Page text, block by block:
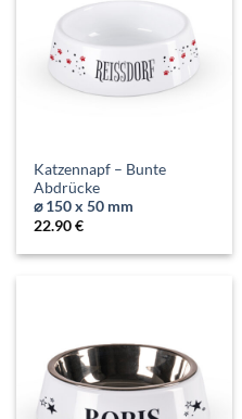
Katzennapf – Bunte
Abdrücke
⌀ 150 x 50 mm
22.90€